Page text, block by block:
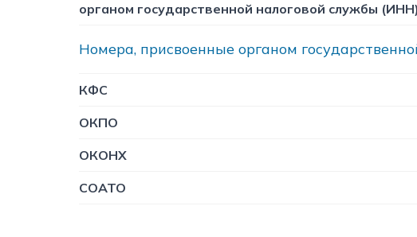
органом государственной налоговой службы (ИНН)
Номера, присвоенные органом
КФC
ОКПО
ОКОНХ
СОАТО